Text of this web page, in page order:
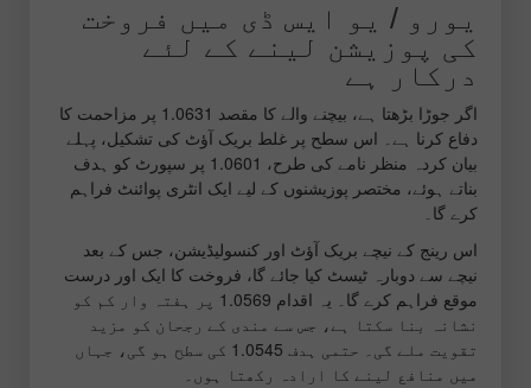
یورو / یو ایس ڈی میں فروخت
کی پوزیشن لینے کے لئے
درکار ہے
اگر جوڑا بڑھتا ہے، بیچنے والے کا مقصد 1.0631 پر مزاحمت کا
دفاع کرنا ہے۔ اس سطح پر غلط بریک آؤٹ کی تشکیل، پہلے
بیان کردہ منظر نامے کی طرح، 1.0601 پر سپورٹ کو ہدف
بناتے ہوئے، مختصر پوزیشنوں کے لیے ایک انٹری پوائنٹ فراہم
کرے گا۔
اس رینج کے نیچے بریک آؤٹ اور کنسولیڈیشن، جس کے بعد
نیچے سے دوبارہ ٹیسٹ کیا جائے گا، فروخت کا ایک اور درست
موقع فراہم کرے گا۔ یہ اقدام 1.0569 پر ہفتہ وار کم کو
نشانہ بنا سکتا ہے، جس سے مندی کے رجحان کو مزید
تقویت ملے گی۔ حتمی ہدف 1.0545 کی سطح ہو گی، جہاں
میں منافع لینے کا ارادہ رکھتا ہوں۔